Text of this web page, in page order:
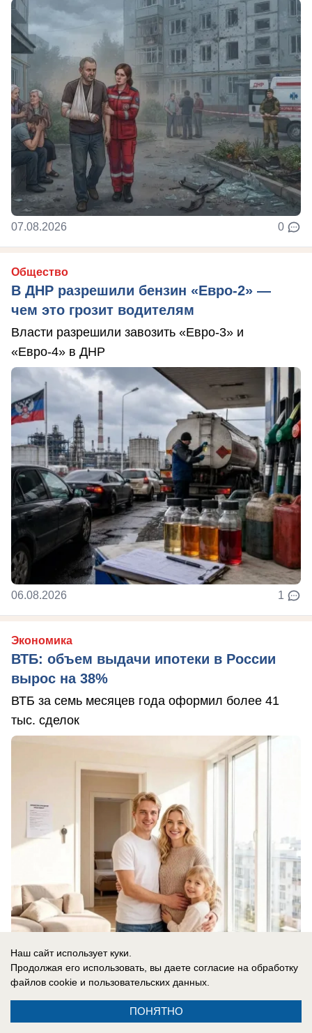
07.08.2026 0
Общество
В ДНР разрешили бензин «Евро-2» —
чем это грозит водителям
Власти разрешили завозить «Евро-3» и
«Евро-4» в ДНР
06.08.2026 1
Экономика
ВТБ: объем выдачи ипотеки в России
вырос на 38%
ВТБ за семь месяцев года оформил более 41
тыс. сделок
06.08.2026 0
Главное в стране
Наш сайт использует куки.
Продолжая его использовать, вы даете согласие на обработку
файлов cookie и пользовательских данных.
ПОНЯТНО